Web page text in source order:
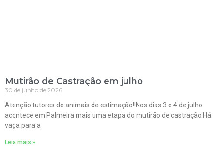
Mutirão de Castração em julho
30 de junho de 2026
Atenção tutores de animais de estimação!!Nos dias 3 e 4 de julho
acontece em Palmeira mais uma etapa do mutirão de castração.Há
vaga para a
Leia mais »